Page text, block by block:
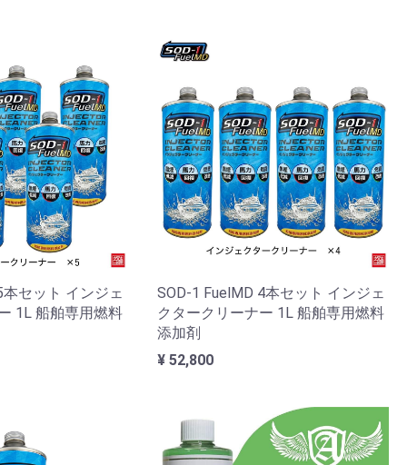
セット インジェ
1L 船舶専用燃料
SOD-1 FuelMD 4本セット インジェ
クタークリーナー 1L 船舶専用燃料
添加剤
¥ 52,800